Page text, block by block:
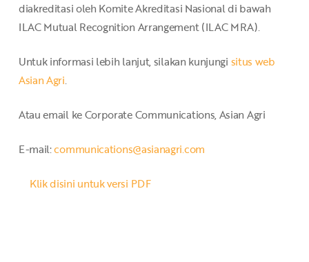
diakreditasi oleh Komite Akreditasi Nasional di bawah
ILAC Mutual Recognition Arrangement (ILAC MRA).
Untuk informasi lebih lanjut, silakan kunjungi situs web
Asian Agri.
Atau email ke Corporate Communications, Asian Agri
E-mail:communications@asianagri.com
Klik disini untuk versi PDF